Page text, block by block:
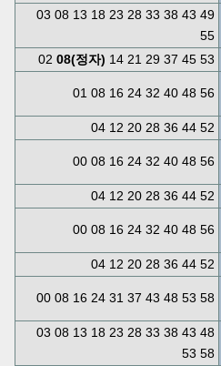
03 08 13 18 23 28 33 38 43 49
55
02 08(정자) 14 21 29 37 45 53
01 08 16 24 32 40 48 56
04 12 20 28 36 44 52
00 08 16 24 32 40 48 56
04 12 20 28 36 44 52
00 08 16 24 32 40 48 56
04 12 20 28 36 44 52
00 08 16 24 31 37 43 48 53 58
03 08 13 18 23 28 33 38 43 48
53 58